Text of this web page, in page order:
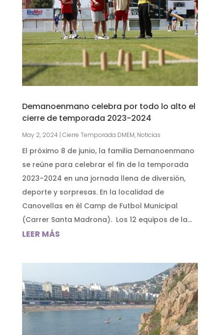
Demanoenmano celebra por todo lo alto el
cierre de temporada 2023-2024
May 2, 2024| Cierre Temporada DMEM, Noticias
El próximo 8 de junio, la familia Demanoenmano
se reúne para celebrar el fin de la temporada
2023-2024 en una jornada llena de diversión,
deporte y sorpresas. En la localidad de
Canovellas en él Camp de Futbol Municipal
(Carrer Santa Madrona). Los 12 equipos de la...
LEER MÁS